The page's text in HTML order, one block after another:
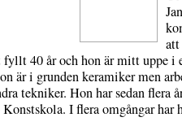
att
40 år och hon är mitt uppe i
är i grunden keramiker men
tekniker. Hon har sedan flera
I flera omgångar har